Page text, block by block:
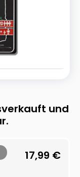
und
17,99 €